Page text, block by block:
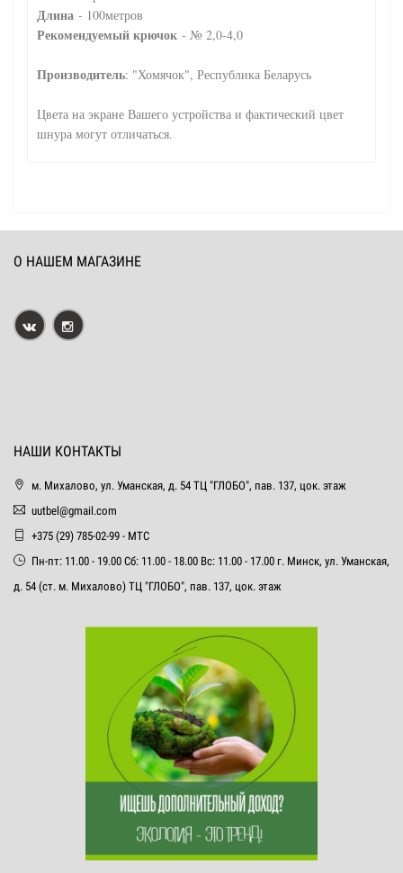
Длина - 100метров
Рекомендуемый крючок - № 2,0-4,0
Производитель: "Хомячок", Республика Беларусь
Цвета на экране Вашего устройства и фактический цвет
шнура могут отличаться.
О НАШЕМ МАГАЗИНЕ
НАШИ КОНТАКТЫ
м. Михалово, ул. Уманская, д. 54 ТЦ "ГЛОБО", пав. 137, цок. этаж
uutbel@gmail.com
+375 (29) 785-02-99 - МТС
Пн-пт: 11.00 - 19.00 Сб: 11.00 - 18.00 Вс: 11.00 - 17.00 г. Минск, ул. Уманская,
д. 54 (ст. м. Михалово) ТЦ "ГЛОБО", пав. 137, цок. этаж